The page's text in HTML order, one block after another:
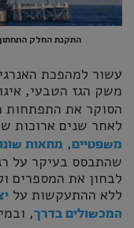
התקנת החלק
עשור למהפכת
משק הגז הטבעי,
לאחר שנים ארוכות
משפטיים, מחאות
שהתבסס בעיקר על
לבחון את המספרים
ללא ההתעקשות על
המכשולים בדרך,